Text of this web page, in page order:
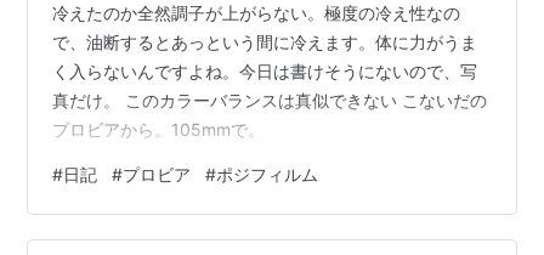
冷えたのか全然調子が上がらない。極度の冷え性なの
で、油断するとあっという間に冷えます。体に力がうま
く入らないんですよね。今日は書けそうにないので、写
真だけ。 このカラーバランスは真似できない こないだの
プロビアから。105mmで。
#日記 #プロビア #ポジフィルム